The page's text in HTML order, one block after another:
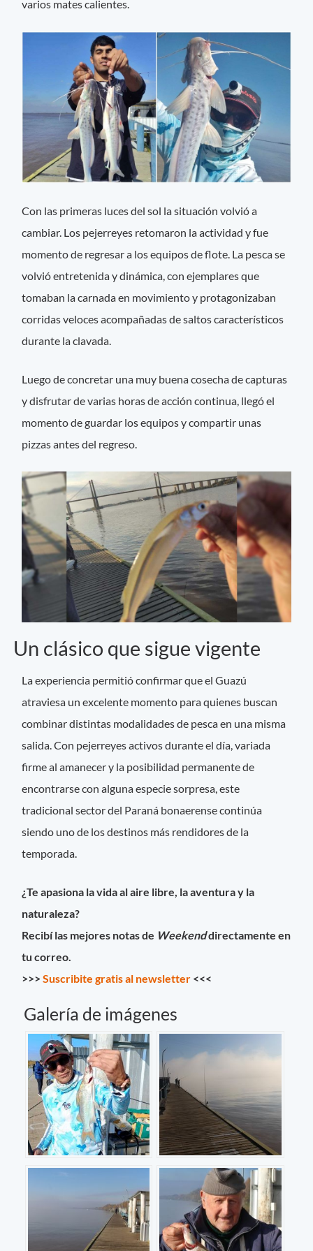
varios mates calientes.
Con las primeras luces del sol la situación volvió a
cambiar. Los pejerreyes retomaron la actividad y fue
momento de regresar a los equipos de flote. La pesca se
volvió entretenida y dinámica, con ejemplares que
tomaban la carnada en movimiento y protagonizaban
corridas veloces acompañadas de saltos característicos
durante la clavada.
Luego de concretar una muy buena cosecha de capturas
y disfrutar de varias horas de acción continua, llegó el
momento de guardar los equipos y compartir unas
pizzas antes del regreso.
Un clásico que sigue vigente
La experiencia permitió confirmar que el Guazú
atraviesa un excelente momento para quienes buscan
combinar distintas modalidades de pesca en una misma
salida. Con pejerreyes activos durante el día, variada
firme al amanecer y la posibilidad permanente de
encontrarse con alguna especie sorpresa, este
tradicional sector del Paraná bonaerense continúa
siendo uno de los destinos más rendidores de la
temporada.
¿Te apasiona la vida al aire libre, la aventura y la
naturaleza?
Recibí las mejores notas de Weekenddirectamente en
tu correo.
>>>Suscribite gratis al newsletter <<<
Galería de imágenes